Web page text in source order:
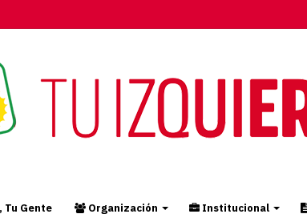
Tu Gente Organización Institucional